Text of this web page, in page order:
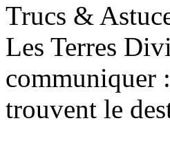
Trucs &
Les Terres
communiquer
trouvent le